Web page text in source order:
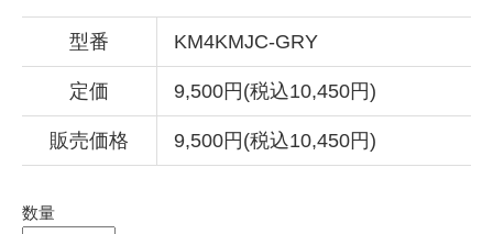
型番 KM4KMJC-GRY
定価 9,500円(税込10,450円)
販売価格 9,500円(税込10,450円)
数量